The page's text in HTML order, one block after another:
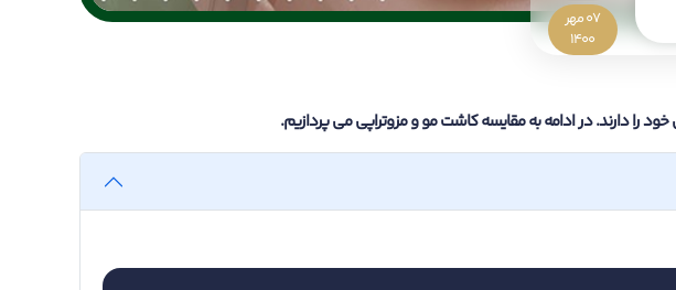
07 مهر
1400
دارند. در ادامه به مقایسه کاشت مو و مزوتراپی می پردازیم.